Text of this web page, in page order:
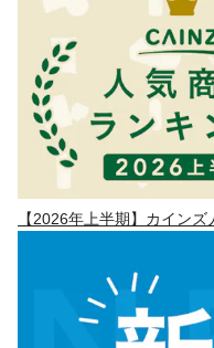
【2026年上半期】カイン